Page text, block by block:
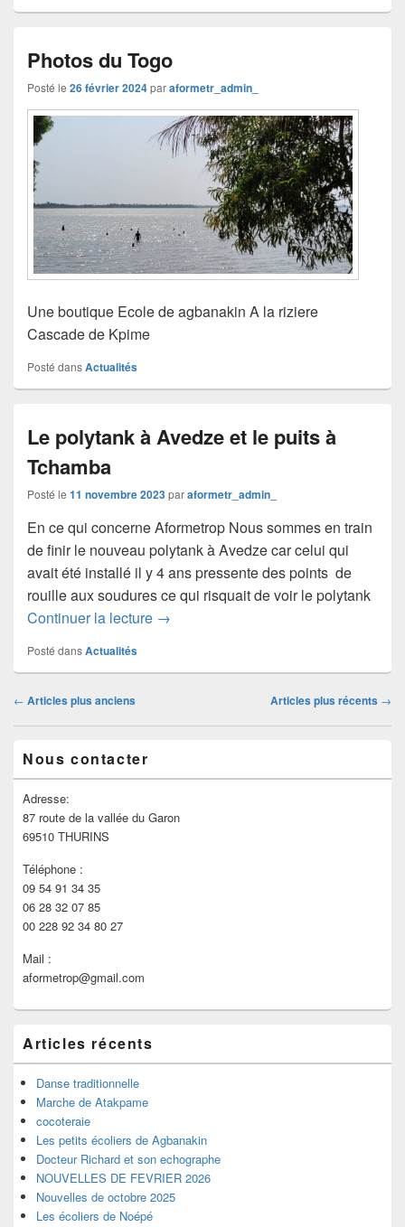
Photos du Togo
Posté le 26 février 2024paraformetr_admin_
Une boutique Ecole de agbanakin A la riziere
Cascade de Kpime
Posté dansActualités
Le polytank à Avedze et le puits à
Tchamba
Posté le 11 novembre 2023paraformetr_admin_
En ce qui concerne Aformetrop Nous sommes en train
de finir le nouveau polytank à Avedze car celui qui
avait été installé il y 4 ans pressente des points de
rouille aux soudures ce qui risquait de voir le polytank
Continuer la lecture →
Posté dansActualités
← Articles plus anciens Articles plus récents →
Nous contacter
Adresse:
87 route de la vallée du Garon
69510 THURINS
Téléphone :
09 54 91 34 35
06 28 32 07 85
00 228 92 34 80 27
Mail :
aformetrop@gmail.com
Articles récents
Danse traditionnelle
Marche de Atakpame
cocoteraie
Les petits écoliers de Agbanakin
Docteur Richard et son echographe
NOUVELLES DE FEVRIER 2026
Nouvelles de octobre 2025
Les écoliers de Noépé